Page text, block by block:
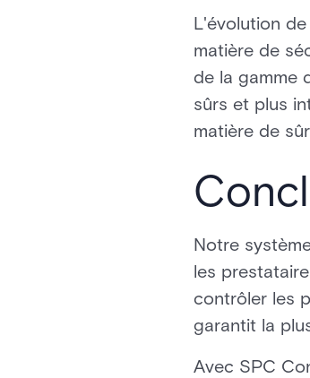
L'évolution
matière de
de la gamme
sûrs et plus
matière de
Notre
les
contrôler les
garantit la
Avec SPC